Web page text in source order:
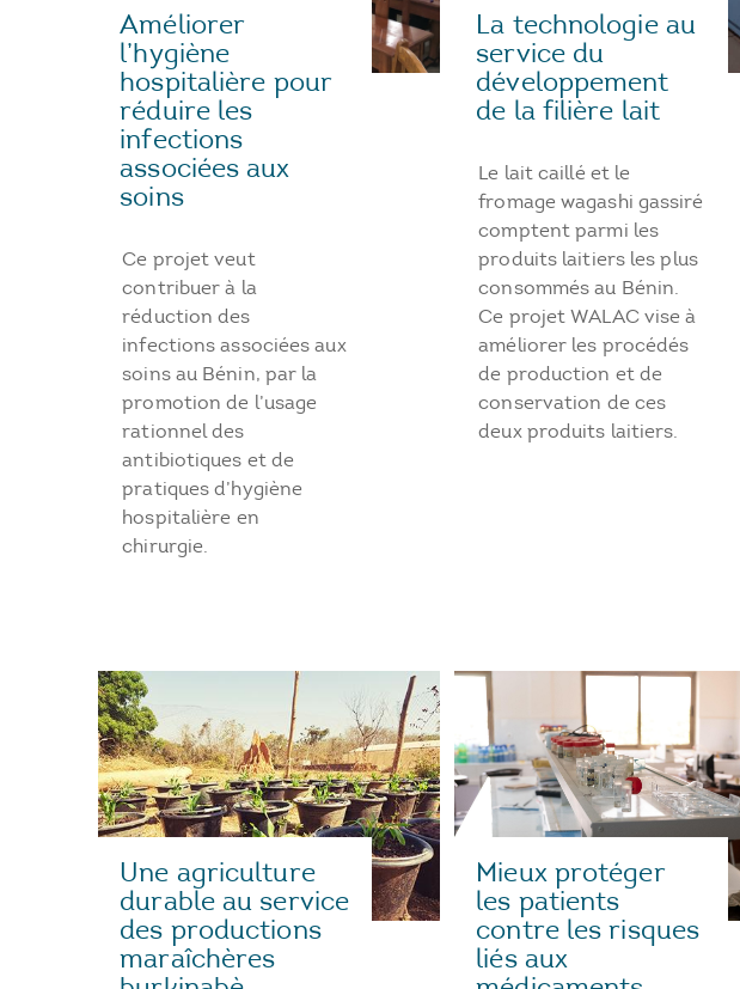
Améliorer
l’hygiène
hospitalière pour
réduire les
infections
associées aux
soins
Ce projet veut
contribuer à la
réduction des
infections associées aux
soins au Bénin, par la
promotion de l’usage
rationnel des
antibiotiques et de
pratiques d’hygiène
hospitalière en
chirurgie.
La technologie au
service du
développement
de la filière lait
Le lait caillé et le
fromage wagashi gassiré
comptent parmi les
produits laitiers les plus
consommés au Bénin.
Ce projet WALAC vise à
améliorer les procédés
de production et de
conservation de ces
deux produits laitiers.
Une agriculture
durable au service
des productions
maraîchères
Mieux protéger
les patients
contre les risques
liés aux